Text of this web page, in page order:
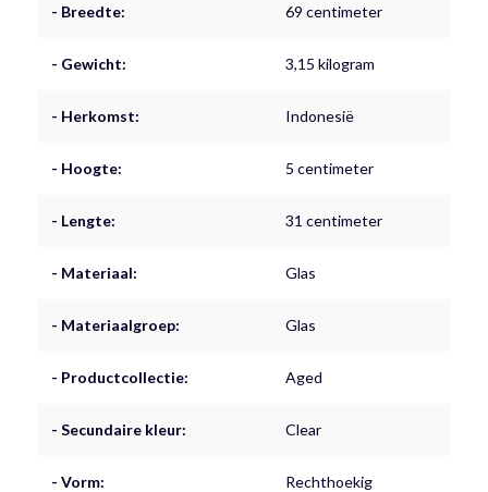
- Breedte: 69 centimeter
- Gewicht: 3,15 kilogram
- Herkomst: Indonesië
- Hoogte: 5 centimeter
- Lengte: 31 centimeter
- Materiaal: Glas
- Materiaalgroep: Glas
- Productcollectie: Aged
- Secundaire kleur: Clear
- Vorm: Rechthoekig